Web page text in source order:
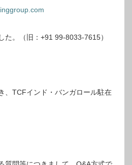
。（旧：+91 99-8033-7615）
、TCFインド・バンガロール駐在